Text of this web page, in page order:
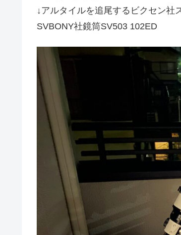
↓アルタイルを追尾するビクセン社
SVBONY社鏡筒SV503 102ED